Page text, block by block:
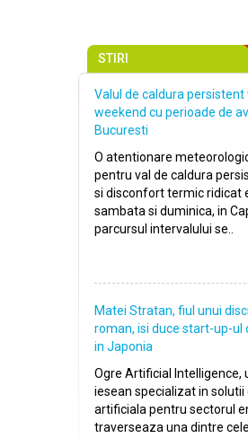
STIRI
Valul de caldura persistent
weekend cu perioade de
Bucuresti
O atentionare
pentru val de caldura
si disconfort termic ridicat
sambata si duminica, in
parcursul intervalului se..
Matei Stratan, fiul unui
roman, isi duce start-up-ul
in Japonia
Ogre Artificial Intelligence,
iesean specializat in
artificiala pentru sectorul
traverseaza una dintre